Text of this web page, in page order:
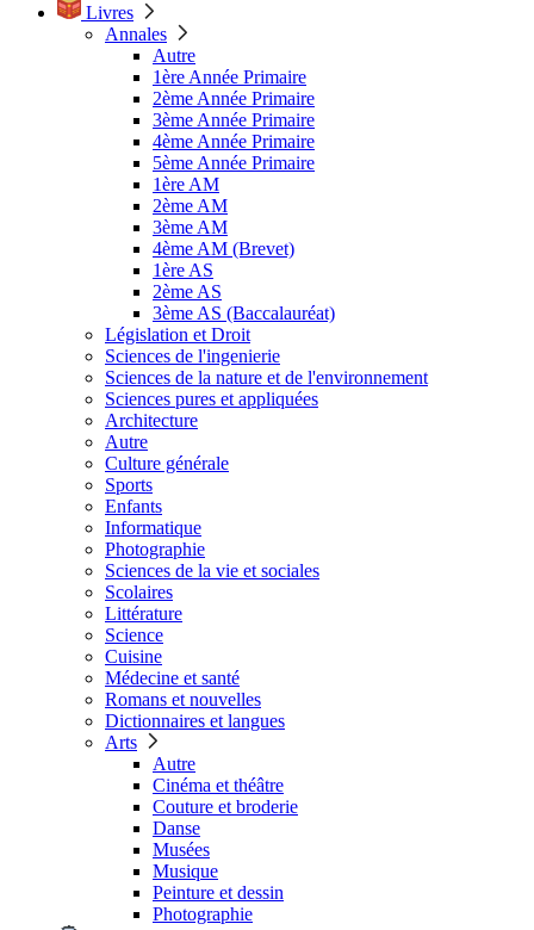
Livres
Annales
Autre
1ère Année Primaire
2ème Année Primaire
3ème Année Primaire
4ème Année Primaire
5ème Année Primaire
1ère AM
2ème AM
3ème AM
4ème AM (Brevet)
1ère AS
2ème AS
3ème AS (Baccalauréat)
Législation et Droit
Sciences de l'ingenierie
Sciences de la nature et de l'environnement
Sciences pures et appliquées
Architecture
Autre
Culture générale
Sports
Enfants
Informatique
Photographie
Sciences de la vie et sociales
Scolaires
Littérature
Science
Cuisine
Médecine et santé
Romans et nouvelles
Dictionnaires et langues
Arts
Autre
Cinéma et théâtre
Couture et broderie
Danse
Musées
Musique
Peinture et dessin
Photographie